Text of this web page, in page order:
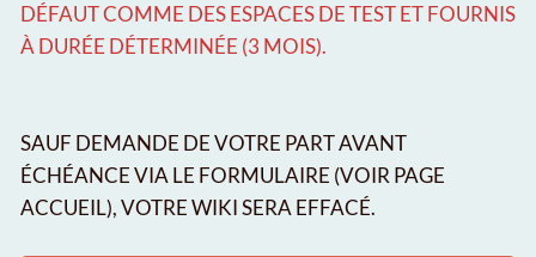
DÉFAUT COMME DES ESPACES DE TEST ET FOURNIS
À DURÉE DÉTERMINÉE (3 MOIS).
SAUF DEMANDE DE VOTRE PART AVANT
ÉCHÉANCE VIA LE FORMULAIRE (VOIR PAGE
ACCUEIL), VOTRE WIKI SERA EFFACÉ.